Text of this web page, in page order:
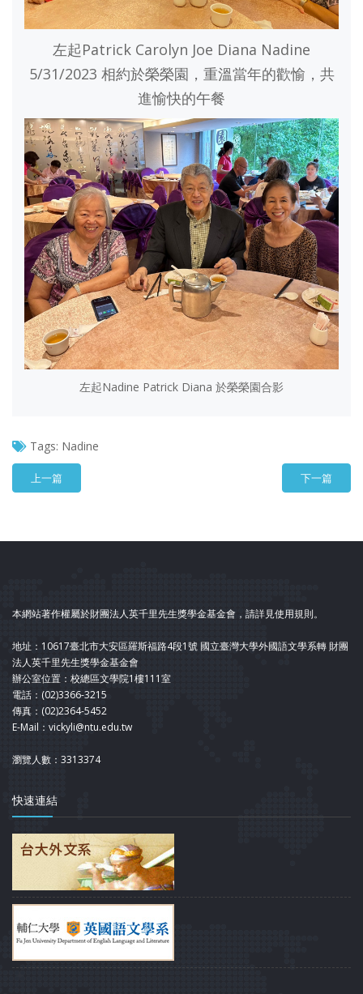
左起Patrick Carolyn Joe Diana Nadine
5/31/2023 相約於榮榮園，重溫當年的歡愉，共
進愉快的午餐
左起Nadine Patrick Diana 於榮榮園合影
Tags: Nadine
上一篇 下一篇
本網站著作權屬於財團法人英千里先生獎學金基金會，請詳見使用規則。
地址：10617臺北市大安區羅斯福路4段1號 國立臺灣大學外國語文學系轉 財團
法人英千里先生獎學金基金會
辦公室位置：校總區文學院1樓111室
電話：(02)3366-3215
傳真：(02)2364-5452
E-Mail：vickyli@ntu.edu.tw
瀏覽人數：3313374
快速連結